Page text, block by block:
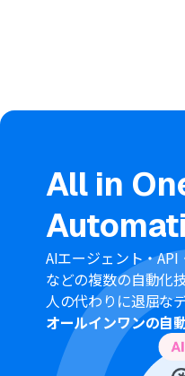
間隔を選択できます
容を取得する方法 」を
Google Workspaceは
みご利用いただけるア
ン・ミニプランの場合
ペレーションやデータ
ご注意ください。
チームプランやサクセ
間の無料トライアル
ル中には制限対象のア
All in
AIエージェント・API
などの複数の自動化
人の代わりに退屈な
オールインワンの自